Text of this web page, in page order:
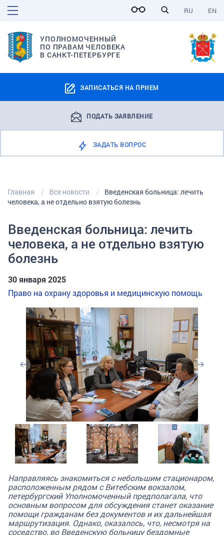
EN
RU
УПОЛНОМОЧЕННЫЙ
ПО ПРАВАМ ЧЕЛОВЕКА
В САНКТ-ПЕТЕРБУРГЕ
ЗАПИСАТЬСЯ НА ПРИЕМ
ПОДАТЬ ЗАЯВЛЕНИЕ
ЗАДАТЬ ВОПРОС
Главная Все новости
Введенская больница: лечить
человека, а не отдельно взятую болезнь
Введенская больница: лечить
человека, а не отдельно взятую
болезнь
30 января 2025
Право на охрану здоровья и медицинскую помощь
Направляясь знакомиться с небольшим стационаром,
расположенным рядом с Витебским вокзалом,
петербургский Уполномоченный предполагала, что
основным вопросом для обсуждения станет оказание
помощи гражданам без документов и их дальнейшая
маршрутизация. Однако, оказалось, что, несмотря на
соседство, во Введенскую больницу бездомные